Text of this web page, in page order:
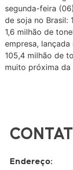
segunda-feira
de soja no Brasil:
1,6 milhão de
empresa,
105,4 milhão de
muito próxima
Endereço: